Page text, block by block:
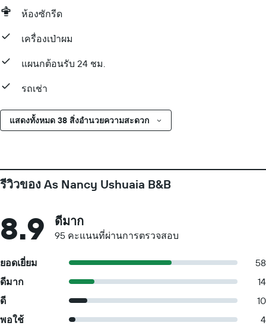
ห้องซักรีด
เครื่องเป่าผม
แผนกต้อนรับ 24 ชม.
รถเช่า
แสดงทั้งหมด 38 สิ่งอำนวยความสะดวก
รีวิวของ As Nancy Ushuaia B&B
8.9 ดีมาก
95 คะแนนที่ผ่านการตรวจสอบ
ยอดเยี่ยม
58
ดีมาก
14
ดี
10
พอใช้
4